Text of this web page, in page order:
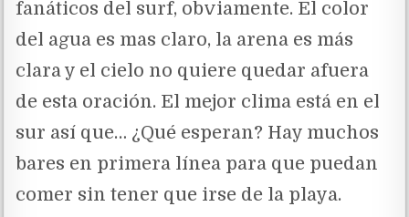
fanáticos del surf, obviamente. El color
del agua es mas claro, la arena es más
clara y el cielo no quiere quedar afuera
de esta oración. El mejor clima está en el
sur así que… ¿Qué esperan? Hay muchos
bares en primera línea para que puedan
comer sin tener que irse de la playa.